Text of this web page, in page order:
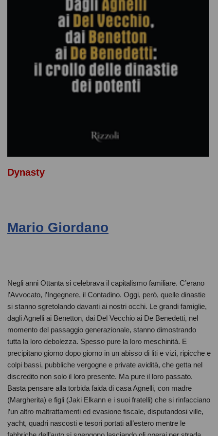
Dynasty
Mario Giordano
Negli anni Ottanta si celebrava il capitalismo familiare. C’erano
l’Avvocato, l’Ingegnere, il Contadino. Oggi, però, quelle dinastie
si stanno sgretolando davanti ai nostri occhi. Le grandi famiglie,
dagli Agnelli ai Benetton, dai Del Vecchio ai De Benedetti, nel
momento del passaggio generazionale, stanno dimostrando
tutta la loro debolezza. Spesso pure la loro meschinità. E
precipitano giorno dopo giorno in un abisso di liti e vizi, ripicche e
colpi bassi, pubbliche vergogne e private avidità, che getta nel
discredito non solo il loro presente. Ma pure il loro passato.
Basta pensare alla torbida faida di casa Agnelli, con madre
(Margherita) e figli (Jaki Elkann e i suoi fratelli) che si rinfacciano
l’un altro maltrattamenti ed evasione fiscale, disputandosi ville,
yacht, quadri nascosti e tesori portati all’estero mentre le